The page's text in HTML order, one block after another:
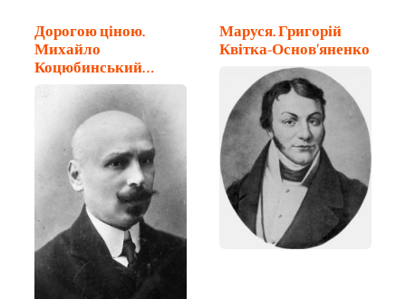
Дорогою ціною.
Михайло
Коцюбинський
(частина 2)
Маруся. Григорій
Квітка-Основ'яненко